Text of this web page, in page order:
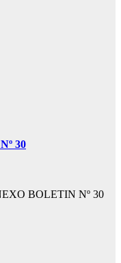
30
BOLETIN Nº 30